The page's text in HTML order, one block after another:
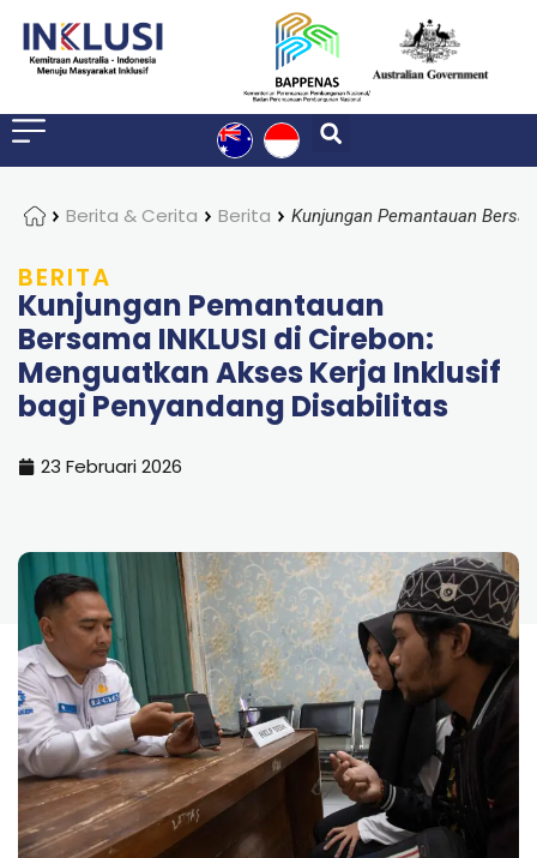
HomeBerita & Cerita Berita
BERITA
Kunjungan Pemantauan
Bersama INKLUSI di Cirebon:
Menguatkan Akses Kerja Inklusif
bagi Penyandang Disabilitas
23 Februari 2026